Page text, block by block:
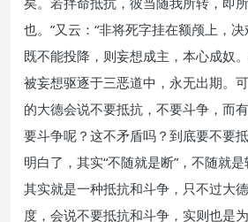
也。”又云：“非将死字挂在额颅上，
既不能投降，则妄想成主，本心成奴
被妄想驱逐于三恶道中，永无出期。
的大德会说不要抵抗，不要斗争，而
要斗争呢？这不矛盾吗？到底要不要
明白了，其实“不随就是断”，不随就
其实就是一种抵抗和斗争，只不过大
度，会说不要抵抗和斗争，实则也是为